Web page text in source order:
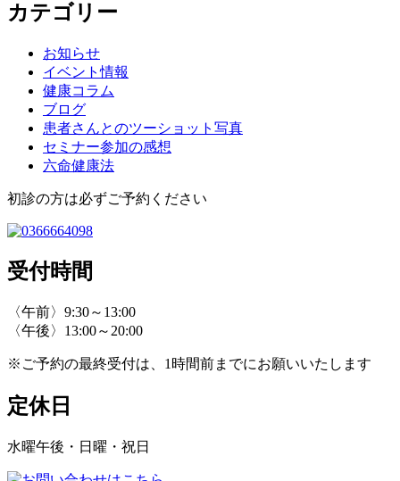
カテゴリー
お知らせ
イベント情報
健康コラム
ブログ
患者さんとのツーショット写真
セミナー参加の感想
六命健康法
初診の方は必ずご予約ください
受付時間
〈午前〉9:30～13:00
〈午後〉13:00～20:00
※ご予約の最終受付は、1時間前までにお願いいたします
定休日
水曜午後・日曜・祝日